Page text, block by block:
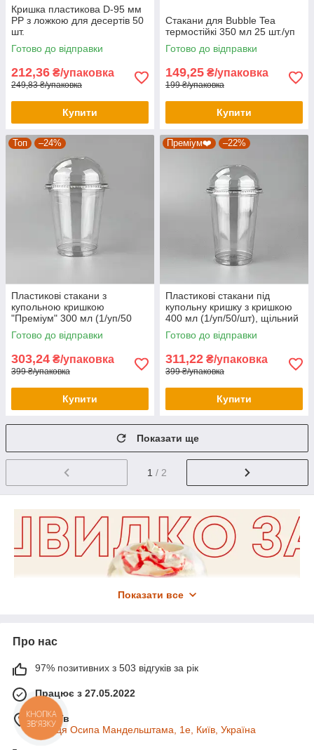
Кришка пластикова D-95 мм
РР з ложкою для десертів 50
шт.
Готово до відправки
212,36 ₴/упаковка
249,83 ₴/упаковка
Купити
Стакани для Bubble Tea
термостійкі 350 мл 25 шт./уп
Готово до відправки
149,25 ₴/упаковка
199 ₴/упаковка
Купити
Топ –24%
Пластикові стакани з
купольною кришкою
"Преміум" 300 мл (1/уп/50
шт.), стакани для коктейлів
Готово до відправки
303,24 ₴/упаковка
399 ₴/упаковка
Купити
Преміум❤️ –22%
Пластикові стакани під
купольну кришку з кришкою
400 мл (1/уп/50/шт), щільний
преміум стакан
Готово до відправки
311,22 ₴/упаковка
399 ₴/упаковка
Купити
Показати ще
1 / 2
Показати все
Про нас
97% позитивних з 503 відгуків за рік
Працює з 27.05.2022
м. Київ
вулиця Осипа Мандельштама, 1е, Київ, Україна
КНОПКА
ЗВ'ЯЗКУ